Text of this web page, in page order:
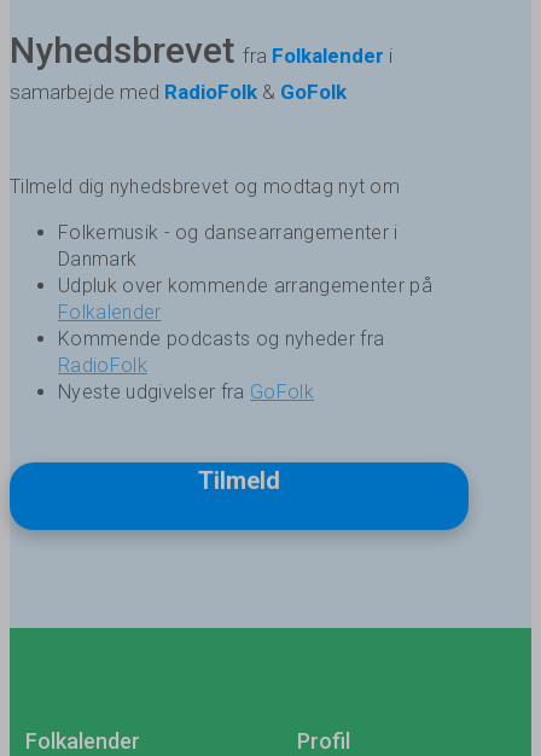
Nyhedsbrevet fra Folkalender i
samarbejde med RadioFolk & GoFolk
Tilmeld dig nyhedsbrevet og modtag nyt om
Folkemusik - og dansearrangementer i
Danmark
Udpluk over kommende arrangementer på
Folkalender
Kommende podcasts og nyheder fra
RadioFolk
Nyeste udgivelser fra GoFolk
Tilmeld
Folkalender Profil